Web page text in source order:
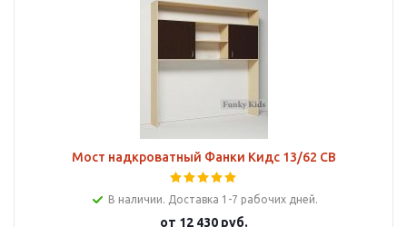
Мост надкроватный Фанки Кидс 13/62 СВ
В наличии. Доставка 1-7 рабочих дней.
от 12 430 руб.